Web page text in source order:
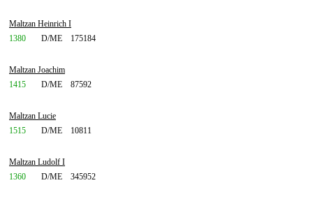
Maltzan Heinrich I
1380
D/ME 175184
Maltzan Joachim
1415
D/ME 87592
Maltzan Lucie
1515
D/ME 10811
Maltzan Ludolf I
1360
D/ME 345952